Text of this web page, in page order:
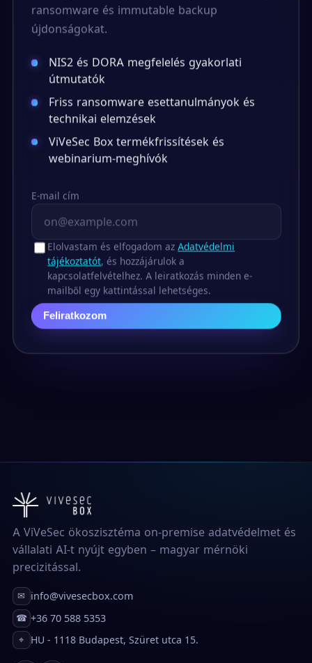
ransomware és immutable backup
újdonságokat.
NIS2 és DORA megfelelés gyakorlati
útmutatók
Friss ransomware esettanulmányok és
technikai elemzések
ViVeSec Box termékfrissítések és
webinarium-meghívók
E-mail cím
Elolvastam és elfogadom az Adatvédelmi
tájékoztatót, és hozzájárulok a
kapcsolatfelvételhez. A leiratkozás minden e-
mailből egy kattintással lehetséges.
Feliratkozom
A ViVeSec ökoszisztéma on-premise adatvédelmet és
vállalati AI-t nyújt egyben – magyar mérnöki
precizitással.
✉ info@vivesecbox.com
☎ +36 70 588 5353
⌖ HU - 1118 Budapest, Szüret utca 15.